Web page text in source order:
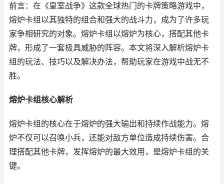
前言：在《皇室战争》这款全球热门的卡牌策略游戏中，
熔炉卡组以其独特的组合和强大的战斗力，成为了许多玩
家争相研究的对象。熔炉卡组以熔炉为核心，搭配其他卡
牌，形成了一套极具威胁的阵容。本文将深入解析熔炉卡
组的玩法、技巧以及解决办法，帮助玩家在游戏中战无不
胜。
熔炉卡组核心解析
熔炉卡组的核心在于熔炉的强大输出和持续作战能力。熔
炉不仅可以召唤小兵，还能对敌方单位造成持续伤害。合
理搭配其他卡牌，发挥熔炉的最大效用，是熔炉卡组的关
键。